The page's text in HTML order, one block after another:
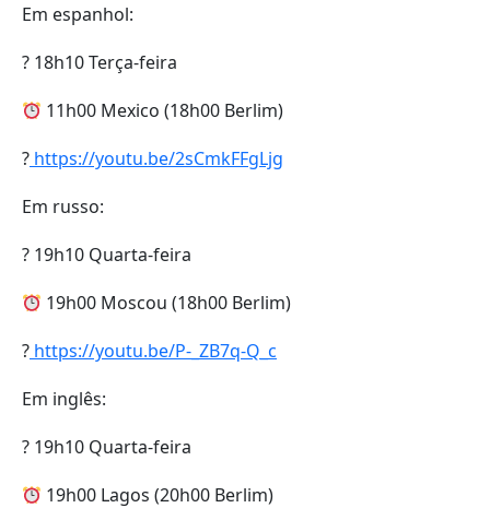
Em espanhol:
? 18h10 Terça-feira
11h00 Mexico (18h00 Berlim)
? https://youtu.be/2sCmkFFgLjg
Em russo:
? 19h10 Quarta-feira
19h00 Moscou (18h00 Berlim)
? https://youtu.be/P-_ZB7q-Q_c
Em inglês:
? 19h10 Quarta-feira
19h00 Lagos (20h00 Berlim)